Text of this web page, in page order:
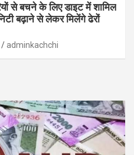
से बचने के लिए डाइट में शामिल
बढ़ाने से लेकर मिलेंगे ढेरों
adminkachchi